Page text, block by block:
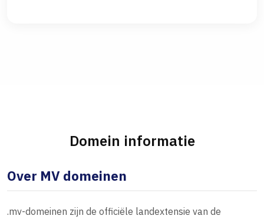
Domein informatie
Over MV domeinen
.mv-domeinen zijn de officiële landextensie van de